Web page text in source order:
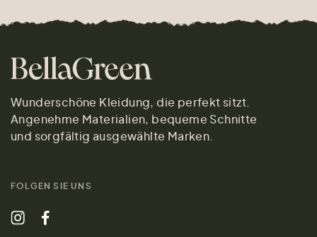
Wunderschöne Kleidung, die perfekt sitzt.
Angenehme Materialien, bequeme Schnitte
und sorgfältig ausgewählte Marken.
FOLGEN SIE UNS